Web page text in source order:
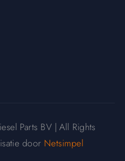
Parts BV | All Rights
door Netsimpel